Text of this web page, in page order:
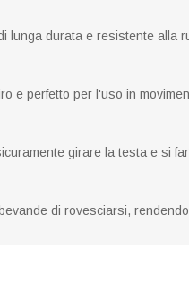
lunga durata e resistente alla
e perfetto per l'uso in
girare la testa e si
di rovesciarsi,